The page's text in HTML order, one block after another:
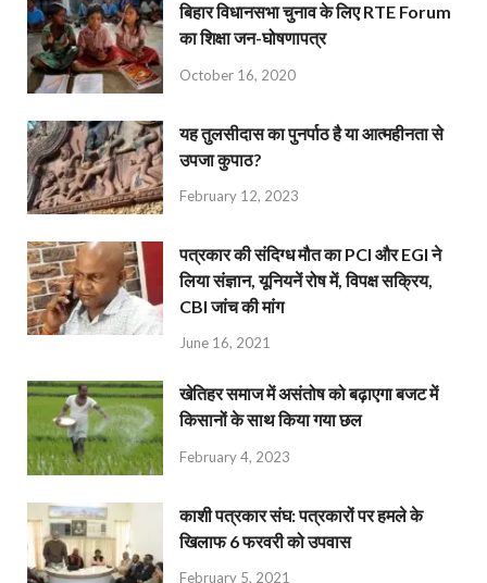
बिहार विधानसभा चुनाव के लिए RTE Forum
का शिक्षा जन-घोषणापत्र
October 16, 2020
यह तुलसीदास का पुनर्पाठ है या आत्महीनता से
उपजा कुपाठ?
February 12, 2023
पत्रकार की संदिग्ध मौत का PCI और EGI ने
लिया संज्ञान, यूनियनें रोष में, विपक्ष सक्रिय,
CBI जांच की मांग
June 16, 2021
खेतिहर समाज में असंतोष को बढ़ाएगा बजट में
किसानों के साथ किया गया छल
February 4, 2023
काशी पत्रकार संघ: पत्रकारों पर हमले के
खिलाफ 6 फरवरी को उपवास
February 5, 2021